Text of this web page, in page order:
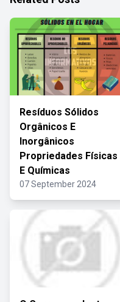
Resíduos Sólidos
Orgânicos E
Inorgânicos
Propriedades Físicas
E Químicas
07 September 2024